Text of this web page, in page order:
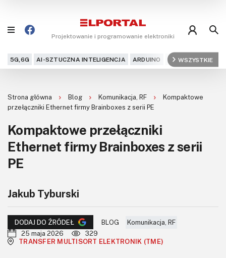
Projektowanie i programowanie elektroniki
5G,6G AI-SZTUCZNA INTELIGENCJA ARDUINO ARM AUDIO
WSZYSTKIE
Projekty
Kursy
DIY+
KITy AVT
Strona główna Blog Komunikacja, RF
Kompaktowe
przełączniki Ethernet firmy Brainboxes z serii PE
Kompaktowe przełączniki
Ethernet firmy Brainboxes z serii
PE
Jakub Tyburski
DODAJ DO ŹRÓDEŁ BLOG
Komunikacja, RF
25 maja 2026
329
TRANSFER MULTISORT ELEKTRONIK (TME)